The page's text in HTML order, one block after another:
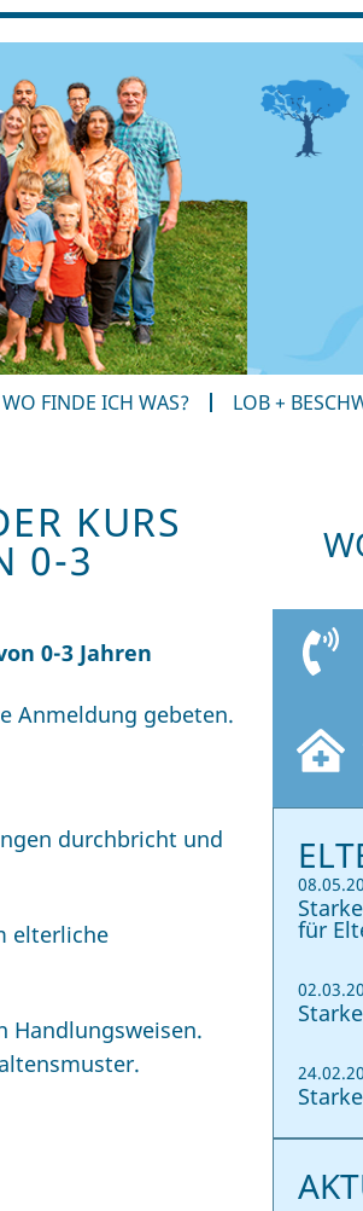
WO FINDE ICH WAS? LOB +
KURS
0-3
0-3 Jahren
Anmeldung gebeten.
durchbricht und
elterliche
Handlungsweisen.
für